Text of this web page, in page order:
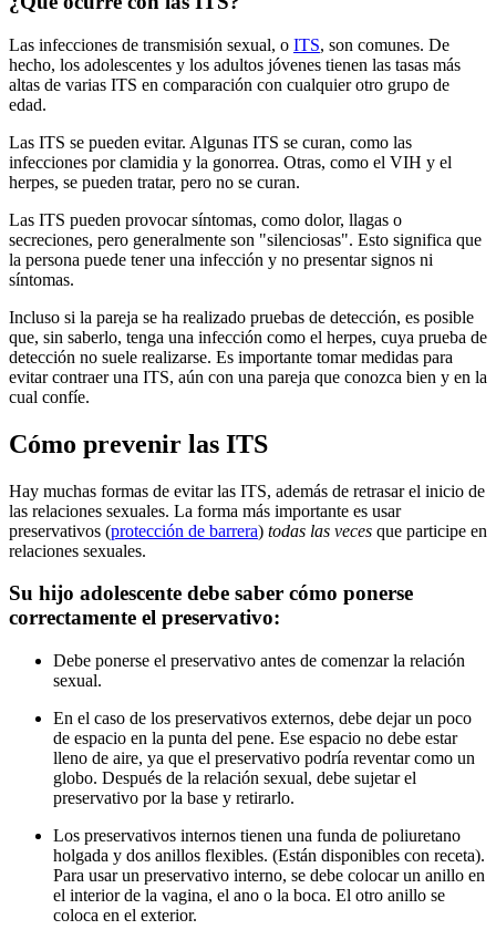
Las infecciones de transmisión sexual, o ITS, son comunes. De
hecho, los adolescentes y los adultos jóvenes tienen las tasas más
altas de varias ITS en comparación con cualquier otro grupo de
edad.
Las ITS se pueden evitar. Algunas ITS se curan, como las
infecciones por clamidia y la gonorrea. Otras, como el VIH y el
herpes, se pueden tratar, pero no se curan.
Las ITS pueden provocar síntomas, como dolor, llagas o
secreciones, pero generalmente son "silenciosas". Esto significa que
la persona puede tener una infección y no presentar signos ni
síntomas.
Incluso si la pareja se ha realizado pruebas de detección, es posible
que, sin saberlo, tenga una infección como el herpes, cuya prueba de
detección no suele realizarse. Es importante tomar medidas para
evitar contraer una ITS, aún con una pareja que conozca bien y en la
cual confíe.
Cómo prevenir las ITS
Hay muchas formas de evitar las ITS, además de retrasar el inicio de
las relaciones sexuales. La forma más importante es usar
preservativos (protección de barrera) todas las veces que participe en
relaciones sexuales.
Su hijo adolescente debe saber cómo ponerse
correctamente el preservativo:
Debe ponerse el preservativo antes de comenzar la relación
sexual.
En el caso de los preservativos externos, debe dejar un poco
de espacio en la punta del pene. Ese espacio no debe estar
lleno de aire, ya que el preservativo podría reventar como un
globo. Después de la relación sexual, debe sujetar el
preservativo por la base y retirarlo.
Los preservativos internos tienen una funda de poliuretano
holgada y dos anillos flexibles. (Están disponibles con receta).
Para usar un preservativo interno, se debe colocar un anillo en
el interior de la vagina, el ano o la boca. El otro anillo se
coloca en el exterior.